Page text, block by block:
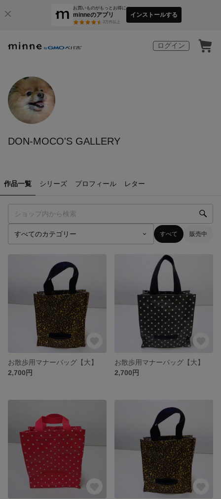
お買いものがもっとお得に
minneのアプリ
3万件以上
インストールする
ログイン
DON-MOCO'S GALLERY
作品一覧 シリーズ プロフィール レター
すべて 販売中
お散歩用マナーバッグ【大】
2,700円
お散歩用マナーバッグ【大】
2,700円